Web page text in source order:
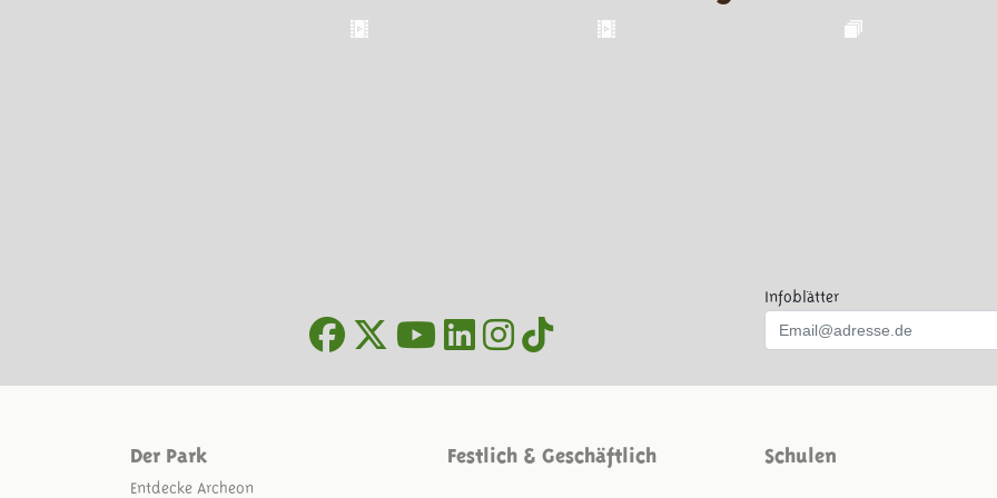
Infoblätter
Der Park
Entdecke Archeon
Festlich & Geschäftlich Schulen